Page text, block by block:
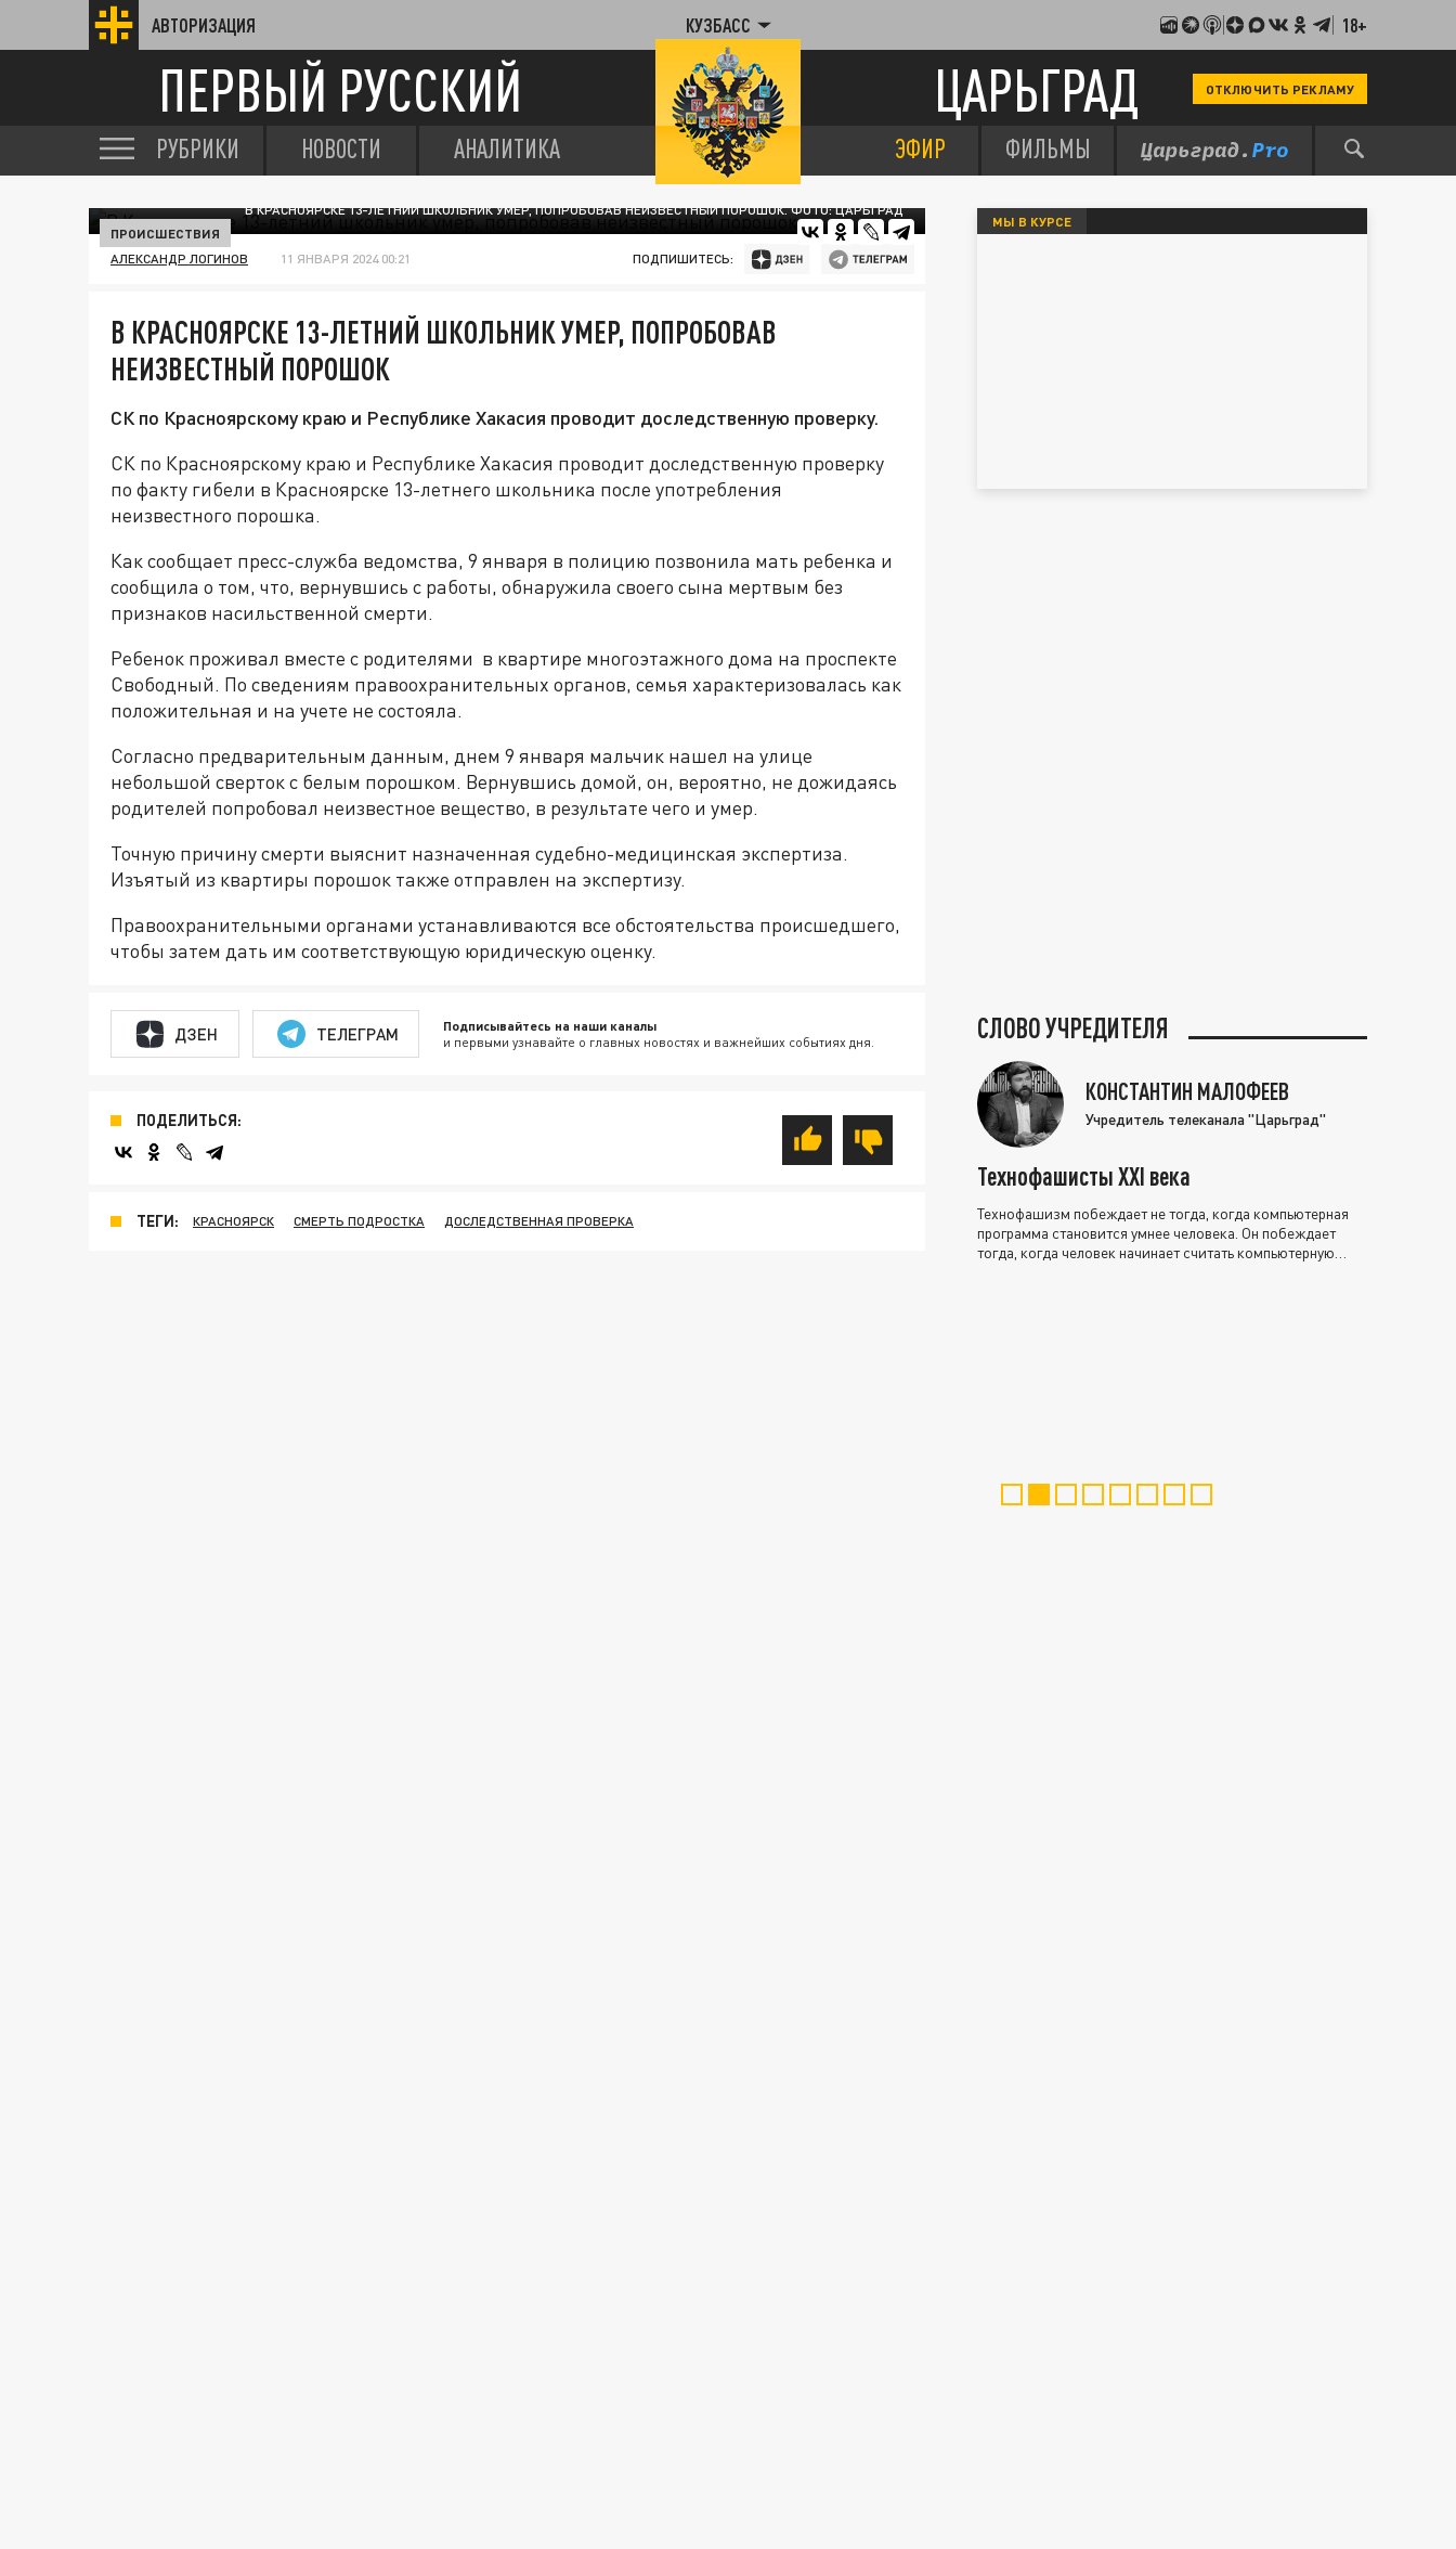
АВТОРИЗАЦИЯ КУЗБАСС 18+
ПЕРВЫЙ РУССКИЙ ЦАРЬГРАД ОТКЛЮЧИТЬ РЕКЛАМУ
РУБРИКИ НОВОСТИ АНАЛИТИКА ЭФИР ФИЛЬМЫ
В КРАСНОЯРСКЕ 13-ЛЕТНИЙ ШКОЛЬНИК УМЕР, ПОПРОБОВАВ НЕИЗВЕСТНЫЙ ПОРОШОК. ФОТО: ЦАРЬГРАД
ПРОИСШЕСТВИЯ
АЛЕКСАНДР ЛОГИНОВ 11 ЯНВАРЯ 2024 00:21 ПОДПИШИТЕСЬ:
В КРАСНОЯРСКЕ 13-ЛЕТНИЙ ШКОЛЬНИК УМЕР, ПОПРОБОВАВ
НЕИЗВЕСТНЫЙ ПОРОШОК
СК по Красноярскому краю и Республике Хакасия проводит доследственную проверку.
СК по Красноярскому краю и Республике Хакасия проводит доследственную проверку
по факту гибели в Красноярске 13-летнего школьника после употребления
неизвестного порошка.
Как сообщает пресс-служба ведомства, 9 января в полицию позвонила мать ребенка и
сообщила о том, что, вернувшись с работы, обнаружила своего сына мертвым без
признаков насильственной смерти.
Ребенок проживал вместе с родителями в квартире многоэтажного дома на проспекте
Свободный. По сведениям правоохранительных органов, семья характеризовалась как
положительная и на учете не состояла.
Согласно предварительным данным, днем 9 января мальчик нашел на улице
небольшой сверток с белым порошком. Вернувшись домой, он, вероятно, не дожидаясь
родителей попробовал неизвестное вещество, в результате чего и умер.
Точную причину смерти выяснит назначенная судебно-медицинская экспертиза.
Изъятый из квартиры порошок также отправлен на экспертизу.
Правоохранительными органами устанавливаются все обстоятельства происшедшего,
чтобы затем дать им соответствующую юридическую оценку.
ДЗЕН ТЕЛЕГРАМ Подписывайтесь на наши каналы
и первыми узнавайте о главных новостях и важнейших событиях дня.
ПОДЕЛИТЬСЯ:
ТЕГИ: КРАСНОЯРСК СМЕРТЬ ПОДРОСТКА ДОСЛЕДСТВЕННАЯ ПРОВЕРКА
МЫ В КУРСЕ
СЛОВО УЧРЕДИТЕЛЯ
КОНСТАНТИН МАЛОФЕЕВ
Учредитель телеканала "Царьград"
Технофашисты XXI века
Технофашизм побеждает не тогда, когда компьютерная
программа становится умнее человека. Он побеждает
тогда, когда человек начинает считать компьютерную